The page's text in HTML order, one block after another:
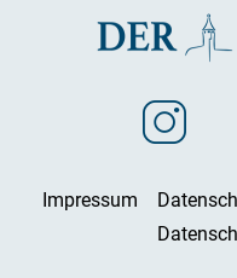
Impressum